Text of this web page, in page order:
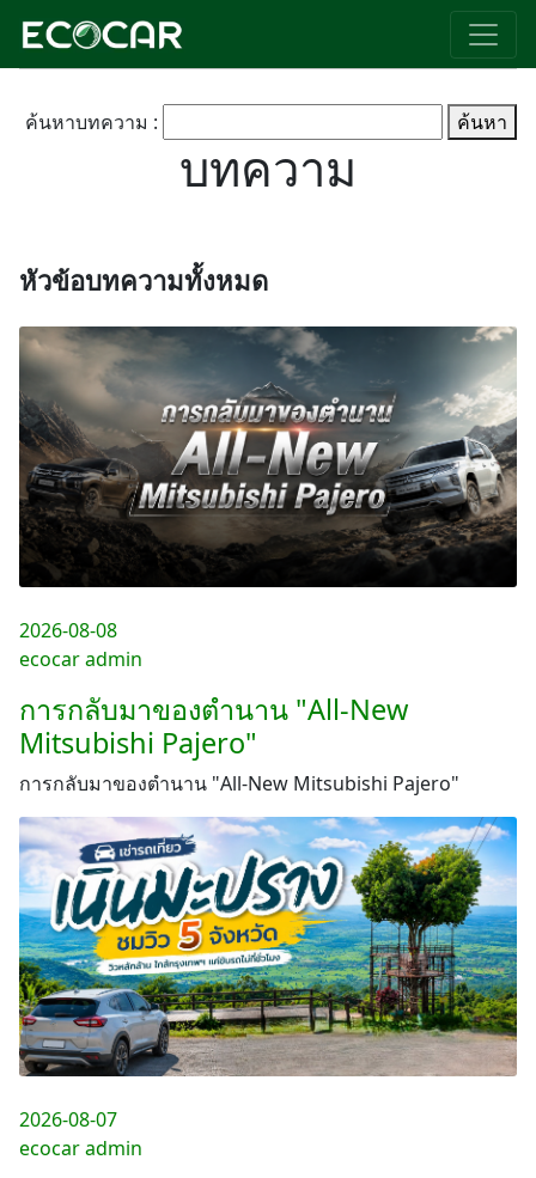
ค้นหาบทความ : ค้นหา
tag : เช่ารถนนทบุรี
บทความ
หัวข้อบทความทั้งหมด
2026-08-08
ecocar admin
การกลับมาของตำนาน "All-New
Mitsubishi Pajero"
การกลับมาของตำนาน "All-New Mitsubishi Pajero"
2026-08-07
ecocar admin